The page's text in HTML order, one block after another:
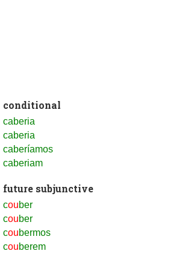
conditional
caberia
caberia
caberíamos
caberiam
future subjunctive
couber
couber
coubermos
couberem